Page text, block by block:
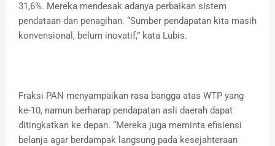
31,6%. Mereka mendesak adanya perbaikan sistem
pendataan dan penagihan. “Sumber pendapatan kita masih
konvensional, belum inovatif,” kata Lubis.
Fraksi PAN menyampaikan rasa bangga atas WTP yang
ke-10, namun berharap pendapatan asli daerah dapat
ditingkatkan ke depan. “Mereka juga meminta efisiensi
belanja agar berdampak langsung pada kesejahteraan